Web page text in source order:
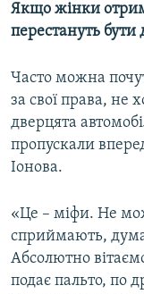
Якщо жінки
перестануть
Часто можна
за свої права, не
дверцята
пропускали
Іонова.
«Це – міфи. Не
сприймають,
Абсолютно
подає пальто, по